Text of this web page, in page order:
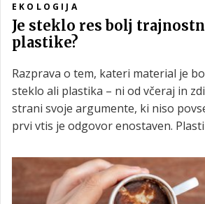
EKOLOGIJA
Je steklo res bolj
plastike?
Razprava o tem, kateri material je
steklo ali plastika – ni od včeraj in
strani svoje argumente, ki niso
prvi vtis je odgovor enostaven.
travnike, medtem ko steklo izhaja iz
uporabno dlje časa in ga je mogoče
znova. Pa je stvar res tako